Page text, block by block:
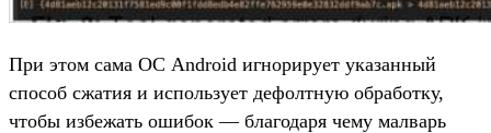
При этом сама ОС Android игнорирует указанный
способ сжатия и использует дефолтную обработку,
чтобы избежать ошибок — благодаря чему малварь